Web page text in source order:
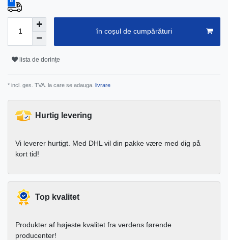
în coșul de cumpărături
lista de dorințe
* incl. ges. TVA. la care se adauga. livrare
Hurtig levering
Vi leverer hurtigt. Med DHL vil din pakke være med dig på
kort tid!
Top kvalitet
Produkter af højeste kvalitet fra verdens førende
producenter!